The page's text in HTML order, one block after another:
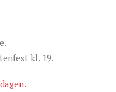
kl. 19.